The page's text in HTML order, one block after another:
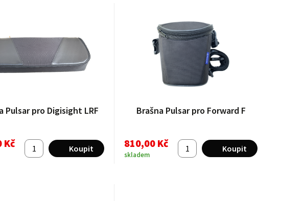
Pulsar pro Digisight LRF
Kč
Brašna Pulsar pro Forward F
810,00 Kč
skladem